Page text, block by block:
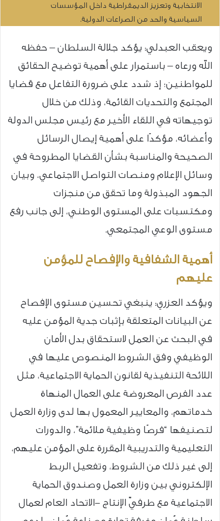
الانتخابية وتعزيز الديمقراطية داخل المؤسسات
السياسية والحد من الصراعات الدولية.
ويعقب العبدلي: يؤكد جلالة السلطان – حفظه
الله ورعاه – باستمرار على أهمية توضيح الحقائق
للمواطنين؛ إذ شدد على ضرورة التفاعل مع قضايا
المجتمع والتحديات القائمة، وذلك من خلال
توجيهاته في اللقاء الأخير مع رئيس مجلس الدولة
وأعضائه، مؤكدًا على أهمية إيصال الرسائل
الصحيحة والمناسبة بشأن القضايا المطروحة في
وسائل الإعلام ومنصات التواصل الاجتماعي، وبيان
الجهود المبذولة وما تحقق من منجزات
ومكتسبات على المستوى الوطني، إلى جانب رفع
مستوى الوعي المجتمعي.
أهمية الشفافية والإفصاح للمؤمن
عليهم
ويؤكد العزري: ينبغي تحسين مستوى الإفصاح
عن البيانات المتعلقة بإثبات جدية المؤمن عليه
في البحث عن العمل لاستحقاق بدل الأمان
الوظيفي وفق الشروط المنصوص عليها في
اللائحة التنفيذية لقانون الحماية الاجتماعية، مثل
عدد الفرص المعروضة على العمال المنهاة
خدماتهم، والمعايير المعمول بها لدى وزارة العمل
لتصنيفها “فرصًا وظيفية ملائمة”، والدورات
التعليمية والتدريبية المقررة على المؤمن عليهم،
إلى غير ذلك من الشروط، وتفعيل الربط
الإلكتروني بين وزارة العمل وصندوق الحماية
الاجتماعية مع طرفيّ الإنتاج -الاتحاد العام لعمال